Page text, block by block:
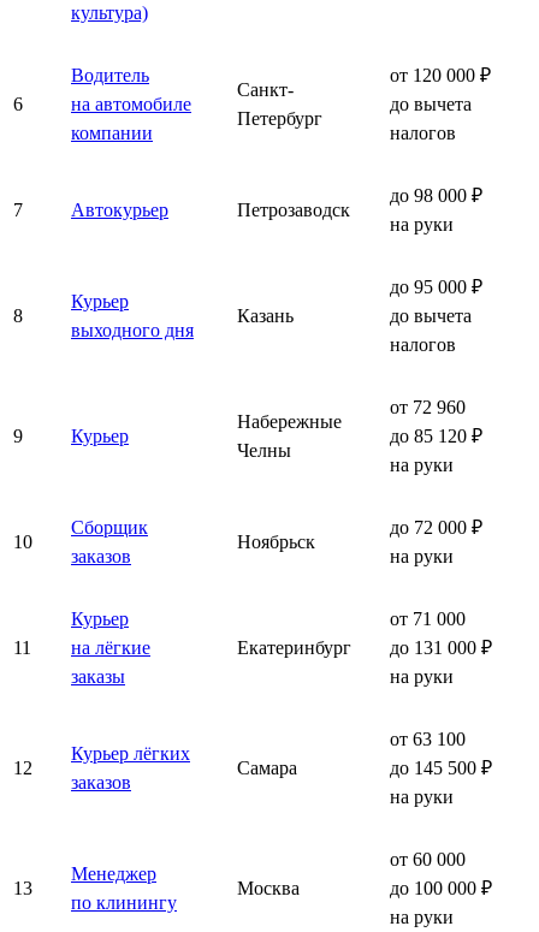
культура)
6
Водитель
на автомобиле
компании
Санкт-
Петербург
от 120 000 ₽
до вычета
налогов
7 Автокурьер Петрозаводск
до 98 000 ₽
на руки
8
Курьер
выходного дня
Казань
до 95 000 ₽
до вычета
налогов
9 Курьер
Набережные
Челны
от 72 960
до 85 120 ₽
на руки
10
Сборщик
заказов
Ноябрьск
до 72 000 ₽
на руки
11
Курьер
на лёгкие
заказы
Екатеринбург
от 71 000
до 131 000 ₽
на руки
12
Курьер лёгких
заказов
Самара
от 63 100
до 145 500 ₽
на руки
13
Менеджер
по клинингу
Москва
от 60 000
до 100 000 ₽
на руки